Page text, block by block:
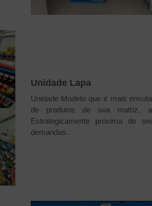
Unidade Lapa
Unidade Modelo que é mais
de produtos de sua matriz,
Estrategicamente próxima de
demandas.